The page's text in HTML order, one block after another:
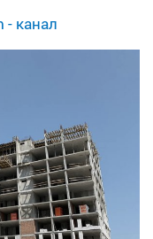
- канал